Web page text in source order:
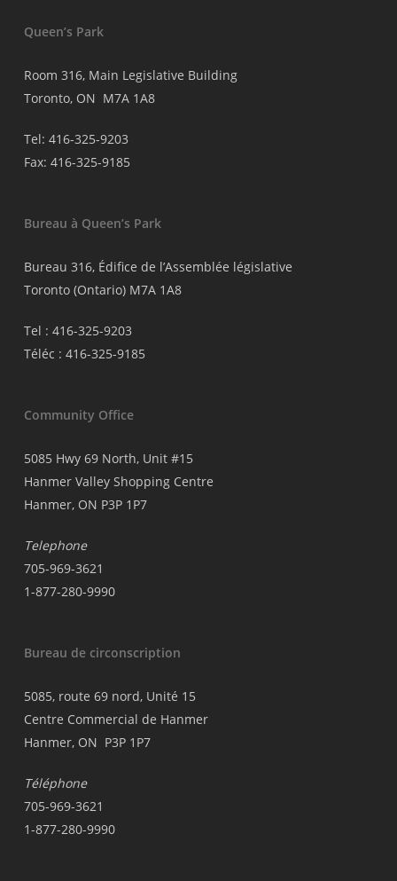
Queen’s Park
Room 316, Main Legislative Building
Toronto, ON M7A 1A8
Tel: 416-325-9203
Fax: 416-325-9185
Bureau à Queen’s Park
Bureau 316, Édifice de l’Assemblée législative
Toronto (Ontario) M7A 1A8
Tel : 416-325-9203
Téléc : 416-325-9185
Community Office
5085 Hwy 69 North, Unit #15
Hanmer Valley Shopping Centre
Hanmer, ON P3P 1P7
Telephone
705-969-3621
1-877-280-9990
Bureau de circonscription
5085, route 69 nord, Unité 15
Centre Commercial de Hanmer
Hanmer, ON P3P 1P7
Téléphone
705-969-3621
1-877-280-9990